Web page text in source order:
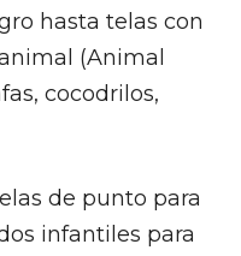
hasta telas con
(Animal
cocodrilos,
de punto para
infantiles para